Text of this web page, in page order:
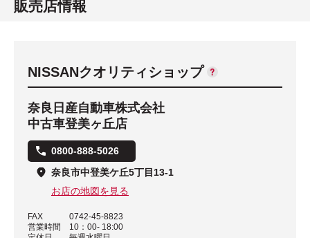
販売店情報
NISSANクオリティショップ
奈良日産自動車株式会社
中古車登美ヶ丘店
0800-888-5026
奈良市中登美ケ丘5丁目13-1
お店の地図を見る
FAX
0742-45-8823
営業時間
10：00- 18:00